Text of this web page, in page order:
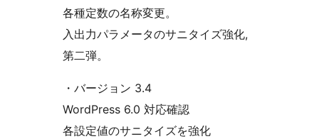
各種定数の名称変更。
入出力パラメータのサニタイズ強化,
第二弾。
・バージョン 3.4
WordPress 6.0 対応確認
各設定値のサニタイズを強化